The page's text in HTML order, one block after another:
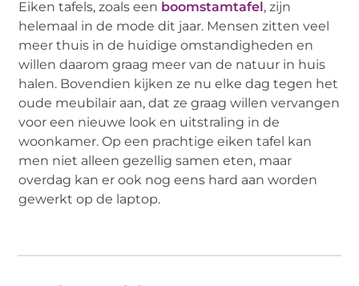
Eiken tafels, zoals een boomstamtafel, zijn
helemaal in de mode dit jaar. Mensen zitten veel
meer thuis in de huidige omstandigheden en
willen daarom graag meer van de natuur in huis
halen. Bovendien kijken ze nu elke dag tegen het
oude meubilair aan, dat ze graag willen vervangen
voor een nieuwe look en uitstraling in de
woonkamer. Op een prachtige eiken tafel kan
men niet alleen gezellig samen eten, maar
overdag kan er ook nog eens hard aan worden
gewerkt op de laptop.